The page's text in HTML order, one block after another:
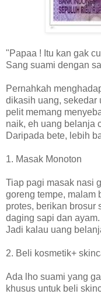
"Papaa ! Itu kan gak
Sang suami dengan
Pernahkah
dikasih uang, sekedar
pelit memang
naik, eh uang belanja
Daripada bete, lebih
1. Masak Monoton
Tiap pagi masak nasi
goreng tempe, malam
protes, berikan brosur
daging sapi dan
Jadi kalau uang
2. Beli kosmetik+
Ada lho suami yang
khusus untuk beli